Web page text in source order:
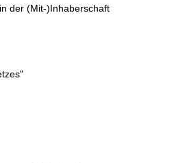
der (Mit-)Inhaberschaft